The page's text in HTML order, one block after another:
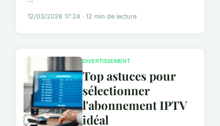
12/03/2026 17:24 · 12 min de lecture
DIVERTISSEMENT
Top astuces pour
sélectionner
l'abonnement IPTV
idéal